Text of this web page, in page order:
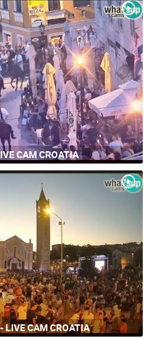
CAM CROATIA
LIVE CAM CROATIA